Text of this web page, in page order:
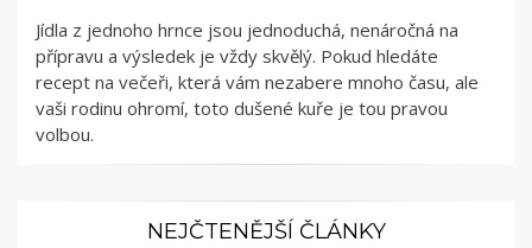
Jídla z jednoho hrnce jsou jednoduchá, nenáročná na
přípravu a výsledek je vždy skvělý. Pokud hledáte
recept na večeři, která vám nezabere mnoho času, ale
vaši rodinu ohromí, toto dušené kuře je tou pravou
volbou.
NEJČTENĚJŠÍ ČLÁNKY